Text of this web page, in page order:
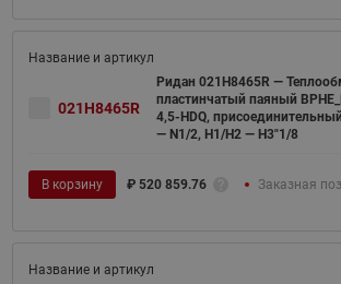
021H8465R
Ридан 021H8465R —
пластинчатый паяный
4,5-HDQ,
— N1/2, H1/H2 — H3"1/8
В корзину ₽ 520 859.76 Заказная